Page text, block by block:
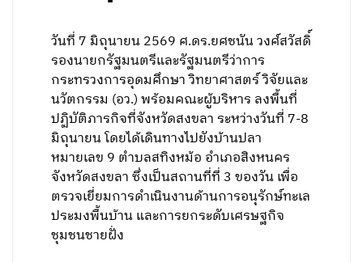
วันที่ 7 มิถุนายน 2569 ศ.ดร.ยศชนัน วงศ์สวัสดิ์
รองนายกรัฐมนตรีและรัฐมนตรีว่าการ
กระทรวงการอุดมศึกษา วิทยาศาสตร์ วิจัยและ
นวัตกรรม (อว.) พร้อมคณะผู้บริหาร ลงพื้นที่
ปฏิบัติภารกิจที่จังหวัดสงขลา ระหว่างวันที่ 7-8
มิถุนายน โดยได้เดินทางไปยังบ้านปลา
หมายเลข 9 ตำบลสทิงหม้อ อำเภอสิงหนคร
จังหวัดสงขลา ซึ่งเป็นสถานที่ที่ 3 ของวัน เพื่อ
ตรวจเยี่ยมการดำเนินงานด้านการอนุรักษ์ทะเล
ประมงพื้นบ้าน และการยกระดับเศรษฐกิจ
ชุมชนชายฝั่ง